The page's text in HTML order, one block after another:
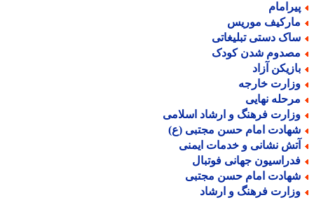
موریس
دستی تبلیغاتی
شدن کودک
آزاد
خارجه
نهایی
فرهنگ و ارشاد اسلامی
امام حسن مجتبی (ع)
نشانی و خدمات ایمنی
جهانی فوتبال
امام حسن مجتبی
فرهنگ و ارشاد